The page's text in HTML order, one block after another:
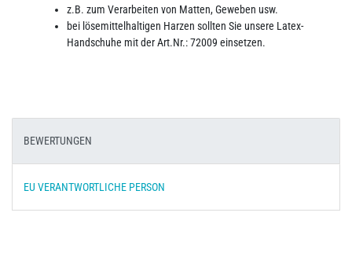
z.B. zum Verarbeiten von Matten, Geweben usw.
bei lösemittelhaltigen Harzen sollten Sie unsere Latex-
Handschuhe mit der Art.Nr.: 72009 einsetzen.
BEWERTUNGEN
EU VERANTWORTLICHE PERSON